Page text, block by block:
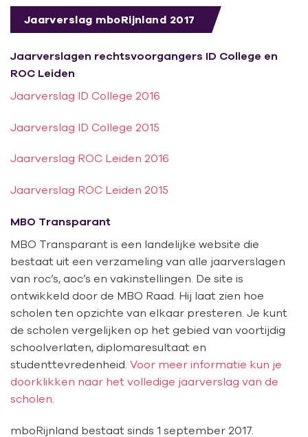
Jaarverslag mboRijnland 2017
Jaarverslagen rechtsvoorgangers ID College en
ROC Leiden
Jaarverslag ID College 2016
Jaarverslag ID College 2015
Jaarverslag ROC Leiden 2016
Jaarverslag ROC Leiden 2015
MBO Transparant
MBO Transparant is een landelijke website die
bestaat uit een verzameling van alle jaarverslagen
van roc’s, aoc’s en vakinstellingen. De site is
ontwikkeld door de MBO Raad. Hij laat zien hoe
scholen ten opzichte van elkaar presteren. Je kunt
de scholen vergelijken op het gebied van voortijdig
schoolverlaten, diplomaresultaat en
studenttevredenheid. Voor meer informatie kun je
doorklikken naar het volledige jaarverslag van de
scholen
mboRijnland bestaat sinds 1 september 2017.